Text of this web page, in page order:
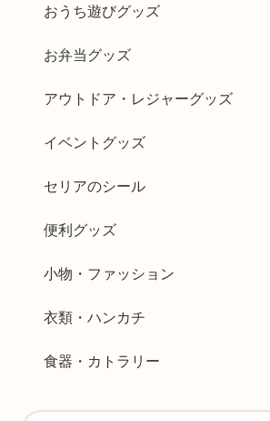
おうち遊びグッズ
お弁当グッズ
アウトドア・レジャーグッズ
イベントグッズ
セリアのシール
便利グッズ
小物・ファッション
衣類・ハンカチ
食器・カトラリー